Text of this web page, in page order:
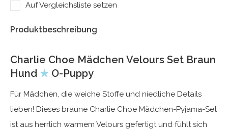
Auf Vergleichsliste setzen
Produktbeschreibung
Charlie Choe Mädchen Velours Set Braun
Hund ★ O-Puppy
Für Mädchen, die weiche Stoffe und niedliche Details
lieben! Dieses braune Charlie Choe Mädchen-Pyjama-Set
ist aus herrlich warmem Velours gefertigt und fühlt sich